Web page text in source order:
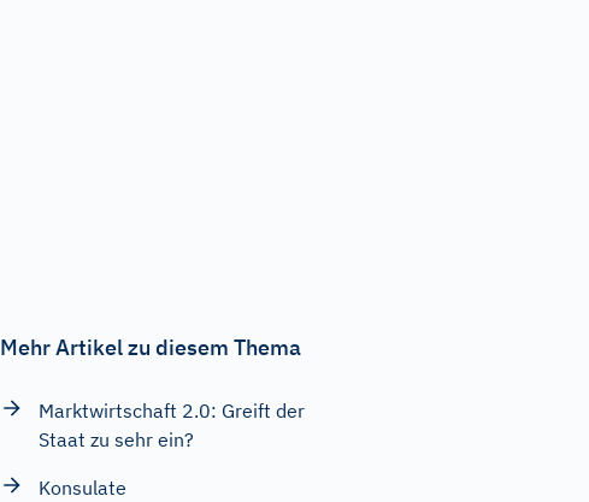
Mehr Artikel zu diesem Thema
Marktwirtschaft 2.0: Greift der
Staat zu sehr ein?
Konsulate